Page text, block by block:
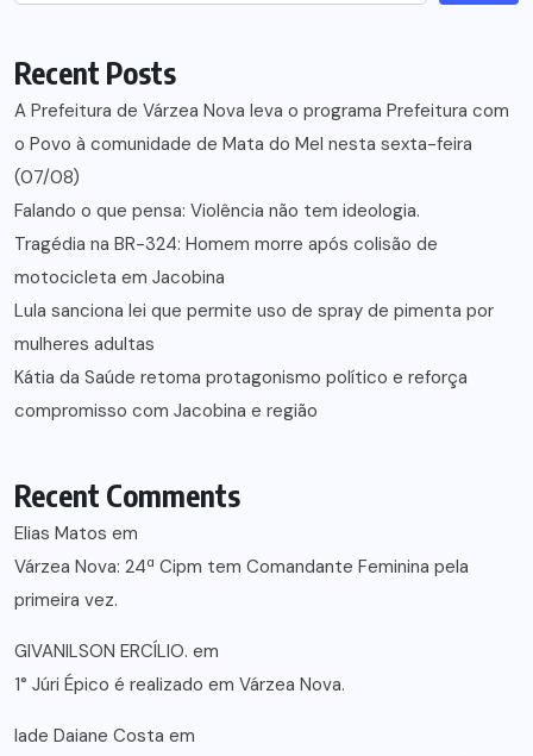
Recent Posts
A Prefeitura de Várzea Nova leva o programa Prefeitura com
o Povo à comunidade de Mata do Mel nesta sexta-feira
(07/08)
Falando o que pensa: Violência não tem ideologia.
Tragédia na BR-324: Homem morre após colisão de
motocicleta em Jacobina
Lula sanciona lei que permite uso de spray de pimenta por
mulheres adultas
Kátia da Saúde retoma protagonismo político e reforça
compromisso com Jacobina e região
Recent Comments
Elias Matos em
Várzea Nova: 24ª Cipm tem Comandante Feminina pela
primeira vez.
GIVANILSON ERCÍLIO. em
1° Júri Épico é realizado em Várzea Nova.
lade Daiane Costa em